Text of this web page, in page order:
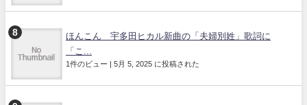
ほんこん 宇多田ヒカル新曲の「夫婦別姓」歌詞に
「こ...
1件のビュー 5月 5, 2025 に投稿された